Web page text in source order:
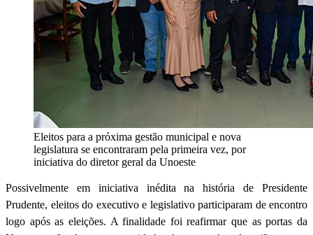
Eleitos para a próxima gestão municipal e nova
legislatura se encontraram pela primeira vez, por
iniciativa do diretor geral da Unoeste
Possivelmente em iniciativa inédita na história de Presidente
Prudente, eleitos do executivo e legislativo participaram de encontro
logo após as eleições. A finalidade foi reafirmar que as portas da